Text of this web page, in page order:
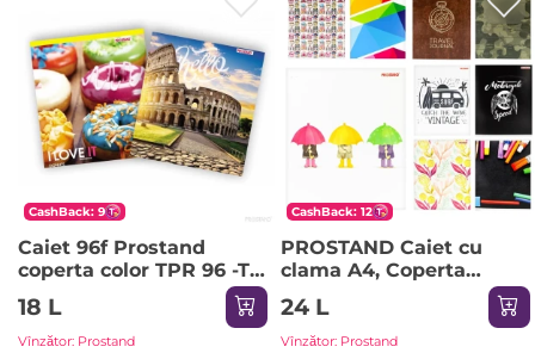
CashBack: 9
Caiet 96f Prostand
coperta color TPR 96 -TC
1/8 05 patratele
18 L
Vînzător: Prostand
CashBack: 12
PROSTAND Caiet cu
clama A4, Coperta
carton colorat 190 gr., 60
foi 05 PR-A4-COLORS-60
1/12/48
24 L
Vînzător: Prostand